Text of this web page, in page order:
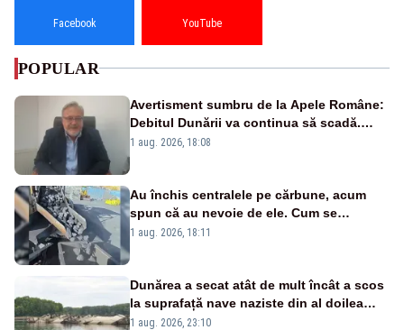
Facebook YouTube
POPULAR
Avertisment sumbru de la Apele Române:
Debitul Dunării va continua să scadă.
Cernavodă s-ar putea închide în 4 zile
1 aug. 2026, 18:08
Au închis centralele pe cărbune, acum
spun că au nevoie de ele. Cum se
pasează vina în plină criză energetică
1 aug. 2026, 18:11
Dunărea a secat atât de mult încât a scos
la suprafață nave naziste din al doilea
război mondial
1 aug. 2026, 23:10